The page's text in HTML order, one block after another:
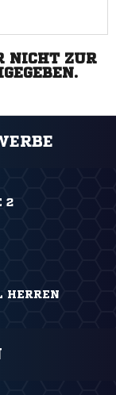
NICHT ZUR
2
HERREN